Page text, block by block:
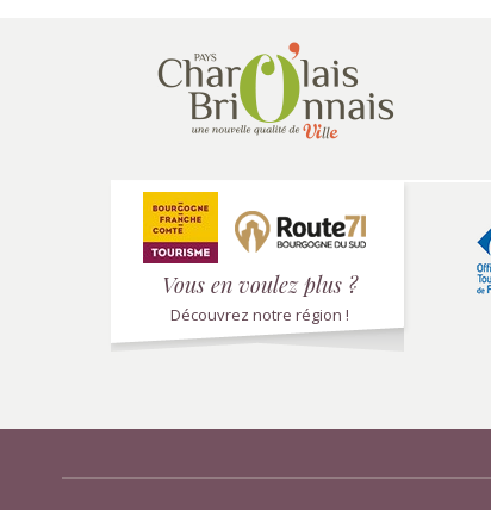
Vous en voulez plus ?
Découvrez notre région !